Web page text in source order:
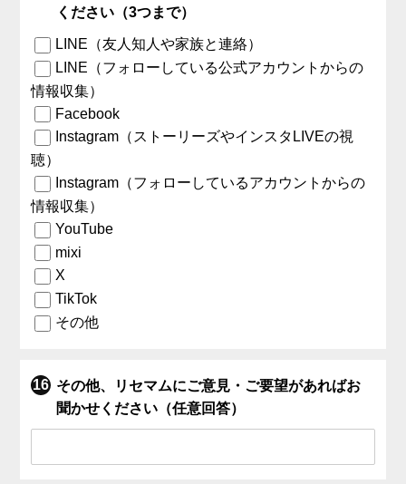
ください（3つまで）
LINE（友人知人や家族と連絡）
LINE（フォローしている公式アカウントからの
情報収集）
Facebook
Instagram（ストーリーズやインスタLIVEの視
聴）
Instagram（フォローしているアカウントからの
情報収集）
YouTube
mixi
X
TikTok
その他
その他、リセマムにご意見・ご要望があればお
聞かせください（任意回答）